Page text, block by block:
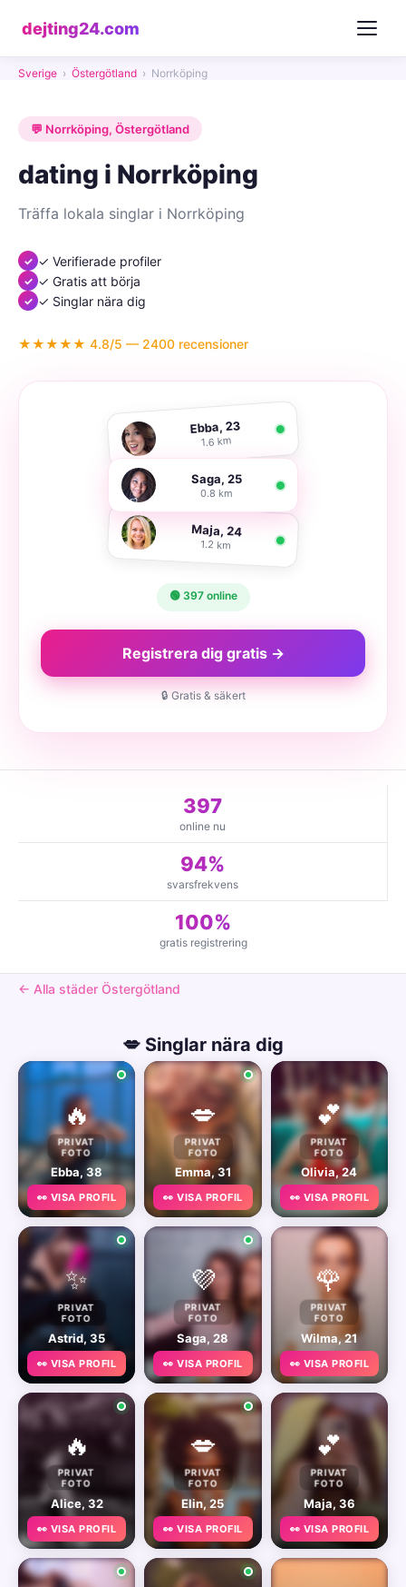
dejting24.com
Sverige › Östergötland › Norrköping
💬 Norrköping, Östergötland
dating i Norrköping
Träffa lokala singlar i Norrköping
✓ Verifierade profiler
✓ Gratis att börja
✓ Singlar nära dig
★★★★★ 4.8/5 — 2400 recensioner
Ebba, 23
1.6 km
Saga, 25
0.8 km
Maja, 24
1.2 km
🟢 397 online
Registrera dig gratis →
🔒 Gratis & säkert
397
online nu
94%
svarsfrekvens
100%
gratis registrering
← Alla städer Östergötland
💋 Singlar nära dig
🔥
PRIVAT
FOTO
Ebba, 38
👀 VISA PROFIL
💋
PRIVAT
FOTO
Emma, 31
👀 VISA PROFIL
💕
PRIVAT
FOTO
Olivia, 24
👀 VISA PROFIL
✨
PRIVAT
FOTO
Astrid, 35
👀 VISA PROFIL
💜
PRIVAT
FOTO
Saga, 28
👀 VISA PROFIL
🌹
PRIVAT
FOTO
Wilma, 21
👀 VISA PROFIL
🔥
PRIVAT
FOTO
Alice, 32
👀 VISA PROFIL
💋
PRIVAT
FOTO
Elin, 25
👀 VISA PROFIL
💕
PRIVAT
FOTO
Maja, 36
👀 VISA PROFIL